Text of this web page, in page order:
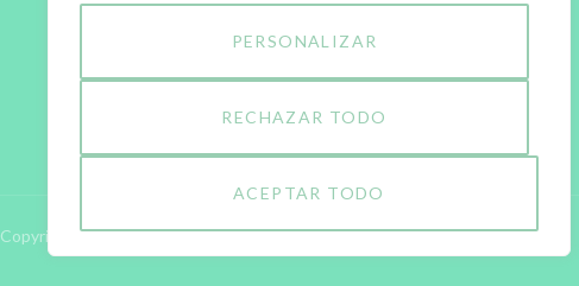
PERSONALIZAR
RECHAZAR TODO
ACEPTAR TODO
Copyright © 2026 Clínica Aleu by Estudio Rope